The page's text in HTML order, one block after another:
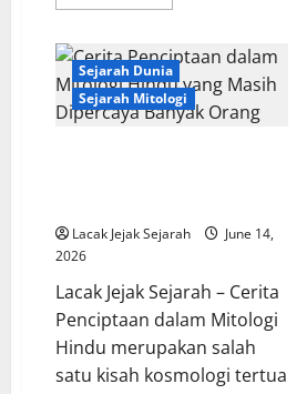
more
tentang
Kupu-
Kupu
dalam
Kepercayaan
Masyarakat
Sejarah Dunia
Sejarah Mitologi
Lacak Jejak Sejarah
June 14,
2026
Lacak Jejak Sejarah – Cerita
Penciptaan dalam Mitologi
Hindu merupakan salah
satu kisah kosmologi tertua